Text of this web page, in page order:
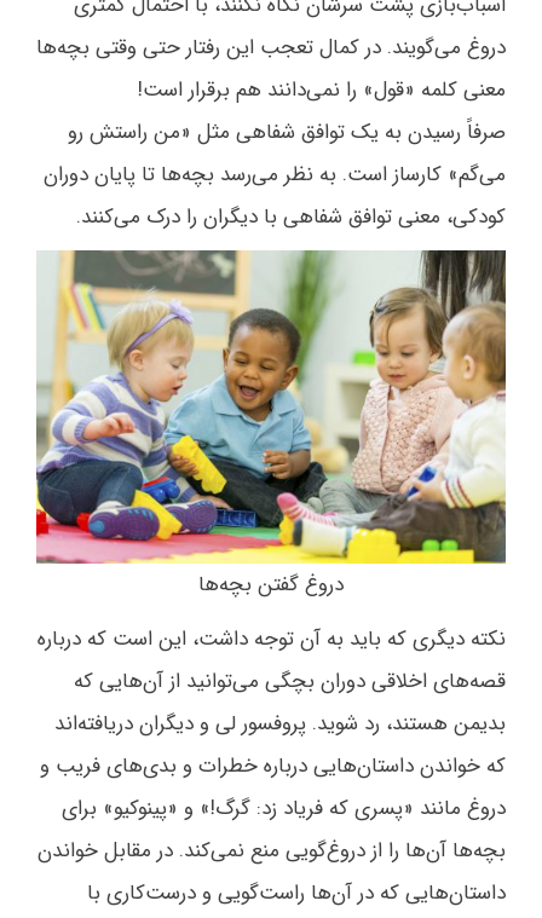
دروغ می‌گویند. در کمال تعجب این رفتار حتی وقتی بچه‌ها
معنی کلمه «قول» را نمی‌دانند هم برقرار است!
صرفاً رسیدن به یک توافق شفاهی مثل «من راستش رو
می‌گم» کارساز است. به نظر می‌رسد بچه‌ها تا پایان دوران
کودکی، معنی توافق شفاهی با دیگران را درک می‌کنند.
دروغ گفتن بچه‌ها
نکته دیگری که باید به آن توجه داشت، این است که درباره
قصه‌های اخلاقی دوران بچگی می‌توانید از آن‌هایی که
بدیمن هستند، رد شوید. پروفسور لی و دیگران دریافته‌اند
که خواندن داستان‌هایی درباره خطرات و بدی‌های فریب و
دروغ مانند «پسری که فریاد زد: گرگ!» و «پینوکیو» برای
بچه‌ها آن‌ها را از دروغ‌گویی منع نمی‌کند. در مقابل خواندن
داستان‌هایی که در آن‌ها راست‌گویی و درست‌کاری با